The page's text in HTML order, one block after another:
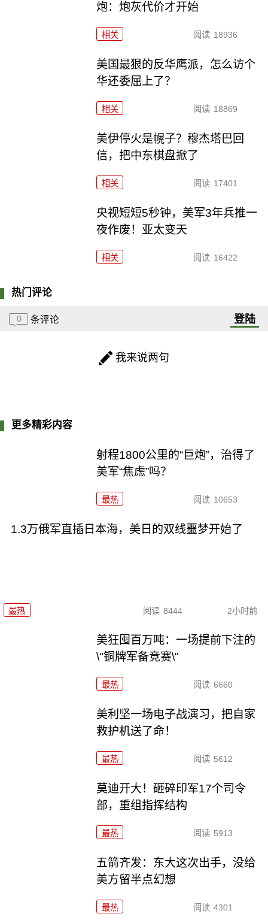
炮：炮灰代价才开始
相关 阅读 18936
美国最狠的反华鹰派，怎么访个
华还委屈上了？
相关 阅读 18869
美伊停火是幌子？穆杰塔巴回
信，把中东棋盘掀了
相关 阅读 17401
央视短短5秒钟，美军3年兵推一
夜作废！亚太变天
相关 阅读 16422
热门评论
0 条评论 登陆
我来说两句
更多精彩内容
射程1800公里的“巨炮”，治得了
美军“焦虑”吗？
最热 阅读 10653
1.3万俄军直插日本海，美日的双线噩梦开始了
最热 阅读 8444 2小时前
美狂囤百万吨：一场提前下注的
\"铜牌军备竞赛\"
最热 阅读 6660
美利坚一场电子战演习，把自家
救护机送了命！
最热 阅读 5612
莫迪开大！砸碎印军17个司令
部，重组指挥结构
最热 阅读 5913
五箭齐发：东大这次出手，没给
美方留半点幻想
最热 阅读 4301